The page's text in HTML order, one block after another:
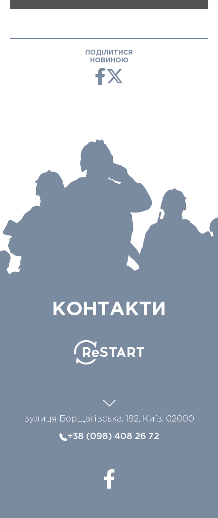
ПОДІЛИТИСЯ
НОВИНОЮ
КОНТАКТИ
вулиця Борщагівська, 192, Київ, 02000
+38 (098) 408 26 72